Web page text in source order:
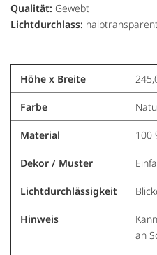
Qualität: Gewebt
Lichtdurchlass:
Höhe x Breite
Farbe
Material 100
Dekor / Muster
Lichtdurchlässigkeit
Hinweis
an